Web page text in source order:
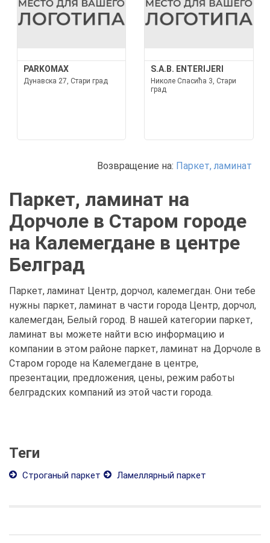
PARKOMAX
Дунавска 27, Стари град
S.A.B. ENTERIJERI
Николе Спасића 3, Стари
град
Возвращение на: Паркет, ламинат
Паркет, ламинат на
Дорчоле в Старом городе
на Калемегдане в центре
Белград
Паркет, ламинат Центр, дорчол, калемегдан. Они тебе
нужны паркет, ламинат в части города Центр, дорчол,
калемегдан, Белый город. В нашей категории паркет,
ламинат вы можете найти всю информацию и
компании в этом районе паркет, ламинат на Дорчоле в
Старом городе на Калемегдане в центре,
презентации, предложения, цены, режим работы
белградских компаний из этой части города.
Теги
Строганый паркет Ламеллярный паркет